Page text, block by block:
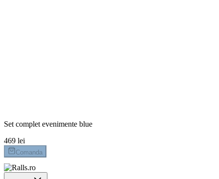
Set complet evenimente blue
469 lei
Comanda